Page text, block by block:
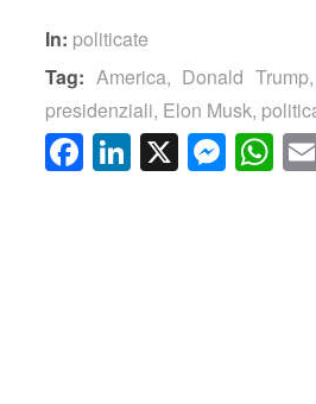
In: politicate
Tag: America, Donald Trump
presidenziali, Elon Musk,
Facebook
LinkedIn
X